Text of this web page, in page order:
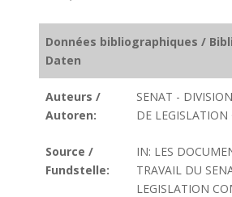
Données bibliographiques /
Daten
Auteurs /
Autoren:
SENAT -
DE LEGISLATION
Source /
Fundstelle:
IN: LES
TRAVAIL DU
LEGISLATION